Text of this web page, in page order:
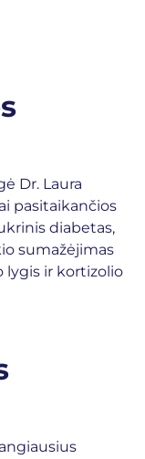
Dr. Laura
pasitaikančios
diabetas,
sumažėjimas
lygis ir kortizolio